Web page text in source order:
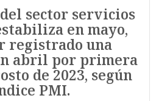
sector servicios
en mayo,
registrado una
abril por primera
de 2023, según
PMI.